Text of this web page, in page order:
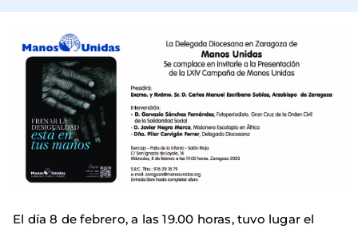
El día 8 de febrero, a las 19.00 horas, tuvo lugar el